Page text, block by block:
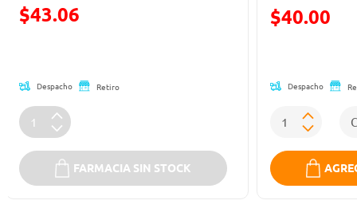
$43.06
Despacho Retiro
FARMACIA SIN STOCK
Precio
$40.00
Despacho